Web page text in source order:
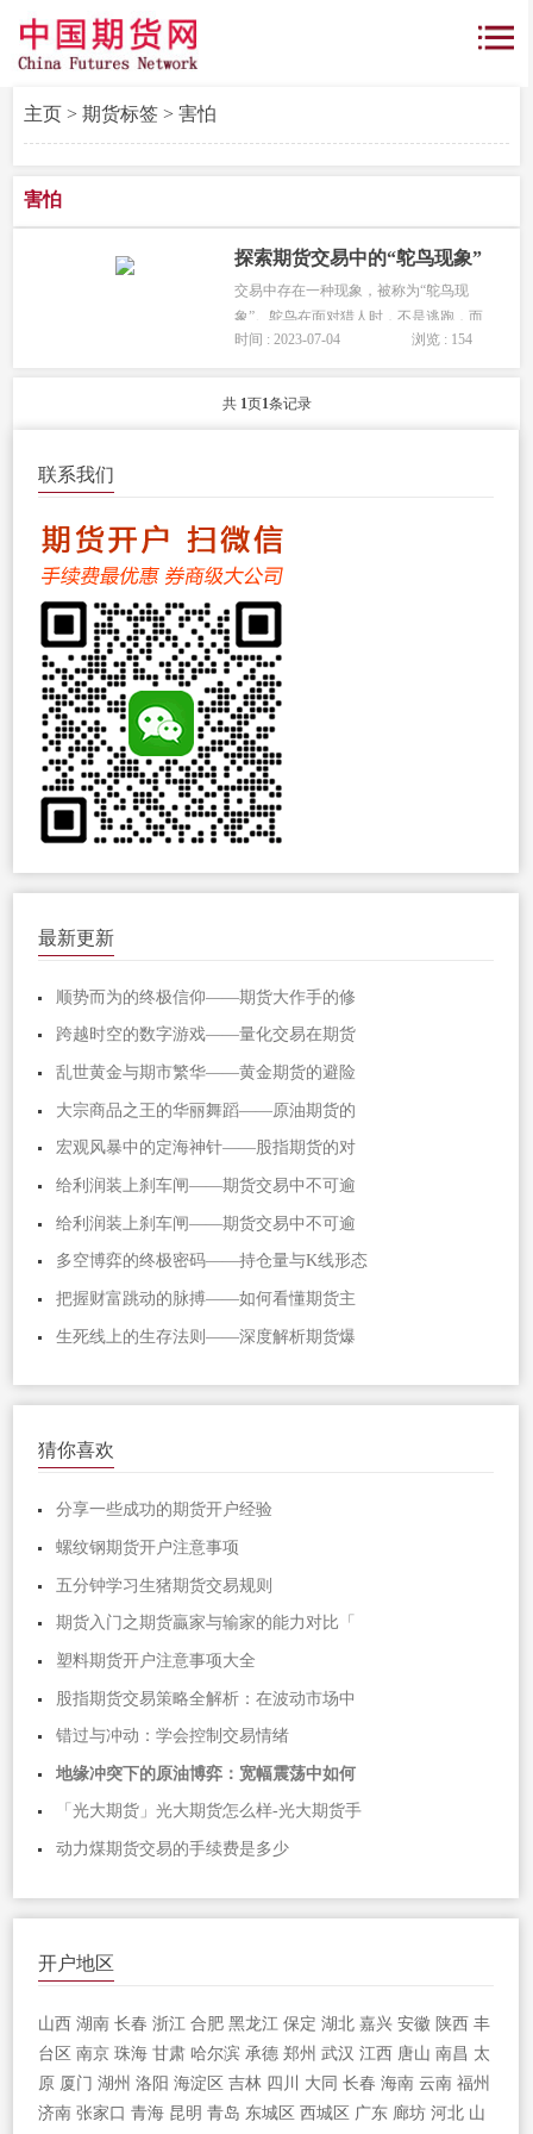
主页> 期货标签> 害怕
害怕
探索期货交易中的“鸵鸟现象”
交易中存在一种现象，被称为“鸵鸟现
象”。鸵鸟在面对猎人时，不是逃跑，而
是把头埋进沙子里，认为枪口不存在。
问题的态度。在期货交易中，我们可以
时间 : 2023-07-04 浏览 : 154
共 1页1条记录
联系我们
最新更新
顺势而为的终极信仰——期货大作手的修
跨越时空的数字游戏——量化交易在期货
乱世黄金与期市繁华——黄金期货的避险
大宗商品之王的华丽舞蹈——原油期货的
宏观风暴中的定海神针——股指期货的对
给利润装上刹车闸——期货交易中不可逾
给利润装上刹车闸——期货交易中不可逾
多空博弈的终极密码——持仓量与K线形态
把握财富跳动的脉搏——如何看懂期货主
生死线上的生存法则——深度解析期货爆
猜你喜欢
分享一些成功的期货开户经验
螺纹钢期货开户注意事项
五分钟学习生猪期货交易规则
期货入门之期货贏家与输家的能力对比「
塑料期货开户注意事项大全
股指期货交易策略全解析：在波动市场中
错过与冲动：学会控制交易情绪
地缘冲突下的原油博弈：宽幅震荡中如何
「光大期货」光大期货怎么样-光大期货手
动力煤期货交易的手续费是多少
开户地区
山西 湖南 长春 浙江 合肥 黑龙江 保定 湖北 嘉兴 安徽 陕西 丰
台区 南京 珠海 甘肃 哈尔滨 承德 郑州 武汉 江西 唐山 南昌 太
原 厦门 湖州 洛阳 海淀区 吉林 四川 大同 长春 海南 云南 福州
济南 张家口 青海 昆明 青岛 东城区 西城区 广东 廊坊 河北 山